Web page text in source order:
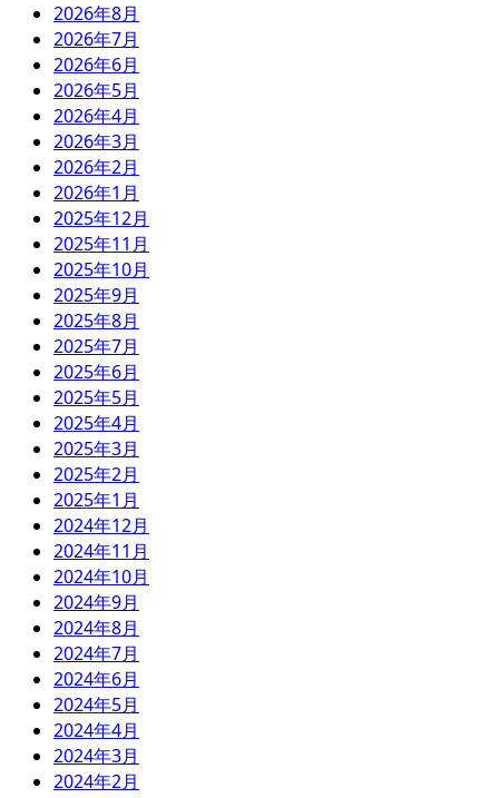
2026年8月
2026年7月
2026年6月
2026年5月
2026年4月
2026年3月
2026年2月
2026年1月
2025年12月
2025年11月
2025年10月
2025年9月
2025年8月
2025年7月
2025年6月
2025年5月
2025年4月
2025年3月
2025年2月
2025年1月
2024年12月
2024年11月
2024年10月
2024年9月
2024年8月
2024年7月
2024年6月
2024年5月
2024年4月
2024年3月
2024年2月